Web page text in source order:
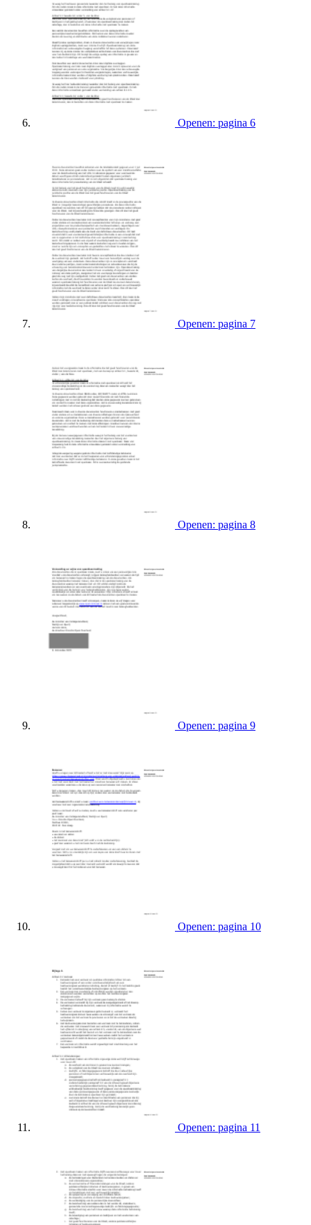
Openen: pagina 6
Openen: pagina 7
Openen: pagina 8
Openen: pagina 9
Openen: pagina 10
Openen: pagina 11